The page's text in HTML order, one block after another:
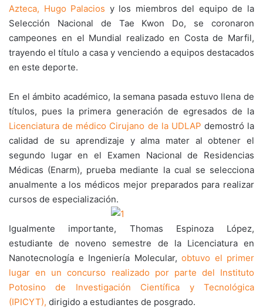
Azteca, Hugo Palacios y los miembros del equipo de la
Selección Nacional de Tae Kwon Do, se coronaron
campeones en el Mundial realizado en Costa de Marfil,
trayendo el título a casa y venciendo a equipos destacados
en este deporte.
En el ámbito académico, la semana pasada estuvo llena de
títulos, pues la primera generación de egresados de la
Licenciatura de médico Cirujano de la UDLAP demostró la
calidad de su aprendizaje y alma mater al obtener el
segundo lugar en el Examen Nacional de Residencias
Médicas (Enarm), prueba mediante la cual se selecciona
anualmente a los médicos mejor preparados para realizar
cursos de especialización.
Igualmente importante, Thomas Espinoza López,
estudiante de noveno semestre de la Licenciatura en
Nanotecnología e Ingeniería Molecular, obtuvo el primer
lugar en un concurso realizado por parte del Instituto
Potosino de Investigación Científica y Tecnológica
(IPICYT), dirigido a estudiantes de posgrado.